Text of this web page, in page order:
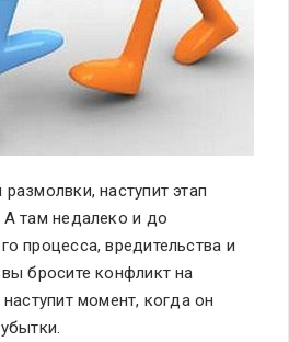
наступит этап
там недалеко и до
процесса, вредительства и
бросите конфликт на
момент, когда он